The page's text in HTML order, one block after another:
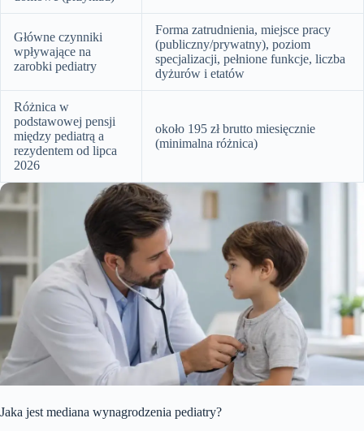
Główne czynniki
wpływające na
zarobki pediatry
Forma zatrudnienia, miejsce pracy
(publiczny/prywatny), poziom
specjalizacji, pełnione funkcje, liczba
dyżurów i etatów
Różnica w
podstawowej pensji
między pediatrą a
rezydentem od lipca
2026
około 195 zł brutto miesięcznie
(minimalna różnica)
Jaka jest mediana wynagrodzenia pediatry?